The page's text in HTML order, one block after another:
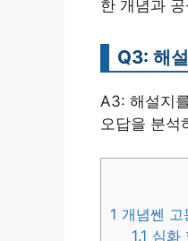
한 개념과
Q3: 해
A3: 해설지
오답을 분석
1 개념쎈 고
1.1 심화